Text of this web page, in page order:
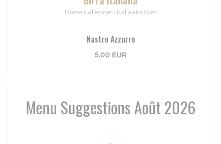
Bière italienne - Italiaans bier
Nastro Azzurro
5,00 EUR
Menu Suggestions Août 2026